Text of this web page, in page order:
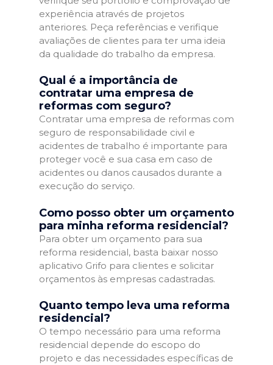
experiência através de projetos
anteriores. Peça referências e verifique
avaliações de clientes para ter uma ideia
da qualidade do trabalho da empresa.
Qual é a importância de
contratar uma empresa de
reformas com seguro?
Contratar uma empresa de reformas com
seguro de responsabilidade civil e
acidentes de trabalho é importante para
proteger você e sua casa em caso de
acidentes ou danos causados durante a
execução do serviço.
Como posso obter um orçamento
para minha reforma residencial?
Para obter um orçamento para sua
reforma residencial, basta baixar nosso
aplicativo Grifo para clientes e solicitar
orçamentos às empresas cadastradas.
Quanto tempo leva uma reforma
residencial?
O tempo necessário para uma reforma
residencial depende do escopo do
projeto e das necessidades específicas de